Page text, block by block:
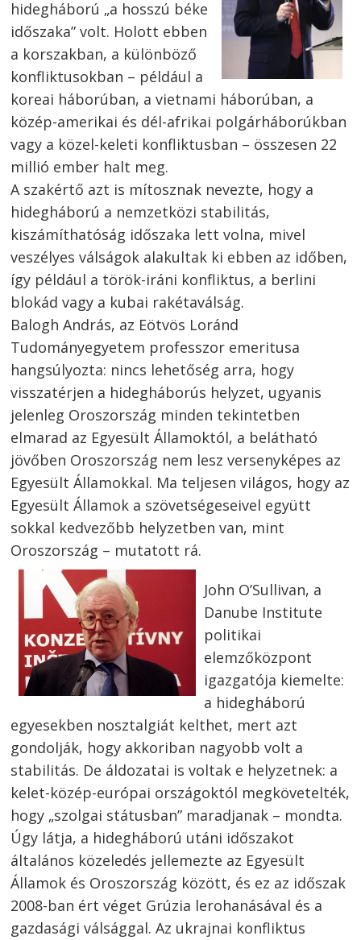
hidegháború „a hosszú béke
időszaka” volt. Holott ebben
a korszakban, a különböző
konfliktusokban – például a
koreai háborúban, a vietnami háborúban, a
közép-amerikai és dél-afrikai polgárháborúkban
vagy a közel-keleti konfliktusban – összesen 22
millió ember halt meg.
A szakértő azt is mítosznak nevezte, hogy a
hidegháború a nemzetközi stabilitás,
kiszámíthatóság időszaka lett volna, mivel
veszélyes válságok alakultak ki ebben az időben,
így például a török-iráni konfliktus, a berlini
blokád vagy a kubai rakétaválság.
Balogh András, az Eötvös Loránd
Tudományegyetem professzor emeritusa
hangsúlyozta: nincs lehetőség arra, hogy
visszatérjen a hidegháborús helyzet, ugyanis
jelenleg Oroszország minden tekintetben
elmarad az Egyesült Államoktól, a belátható
jövőben Oroszország nem lesz versenyképes az
Egyesült Államokkal. Ma teljesen világos, hogy az
Egyesült Államok a szövetségeseivel együtt
sokkal kedvezőbb helyzetben van, mint
Oroszország – mutatott rá.
John O’Sullivan, a
Danube Institute
politikai
elemzőközpont
igazgatója kiemelte:
a hidegháború
egyesekben nosztalgiát kelthet, mert azt
gondolják, hogy akkoriban nagyobb volt a
stabilitás. De áldozatai is voltak e helyzetnek: a
kelet-közép-európai országoktól megkövetelték,
hogy „szolgai státusban” maradjanak – mondta.
Úgy látja, a hidegháború utáni időszakot
általános közeledés jellemezte az Egyesült
Államok és Oroszország között, és ez az időszak
2008-ban ért véget Grúzia lerohanásával és a
gazdasági válsággal. Az ukrajnai konfliktus
Bejegyzés
navigáció